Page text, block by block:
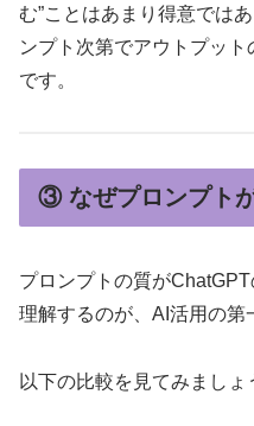
む”ことはあまり得意では
ンプト次第でアウトプッ
です。
③ なぜプロンプト
プロンプトの質が
理解するのが、AI活用の第
以下の比較を見てみましょ